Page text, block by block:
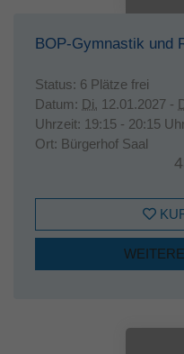
BOP-Gymnastik und
Status: 6 Plätze frei
Datum: Di. 12.01.2027 -
Uhrzeit: 19:15 - 20:15
Ort: Bürgerhof Saal